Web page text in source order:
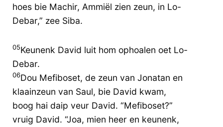
hoes bie Machir, Ammiël zien zeun, in Lo-
Debar,” zee Siba.
05Keunenk David luit hom ophoalen oet Lo-
Debar.
06Dou Mefiboset, de zeun van Jonatan en
klaainzeun van Saul, bie David kwam,
boog hai daip veur David. “Mefiboset?”
vruig David. “Joa, mien heer en keunenk,